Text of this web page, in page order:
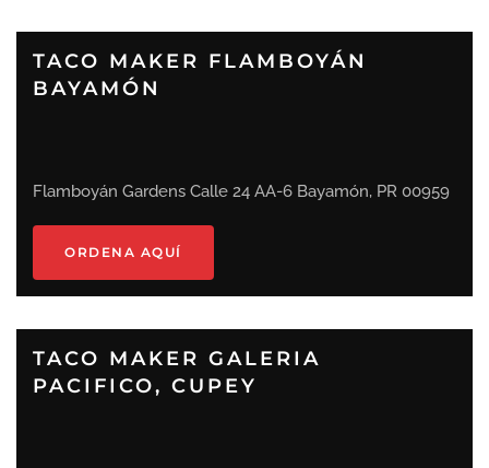
TACO MAKER FLAMBOYÁN
BAYAMÓN
Flamboyán Gardens Calle 24 AA-6 Bayamón, PR 00959
ORDENA AQUÍ
TACO MAKER GALERIA
PACIFICO, CUPEY